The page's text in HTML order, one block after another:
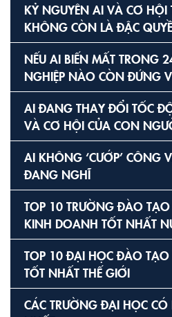
KỶ NGUYÊN AI VÀ CƠ HỘI
KHÔNG CÒN LÀ ĐẶC
NẾU AI BIẾN MẤT TRONG
NGHIỆP NÀO CÒN ĐỨNG
AI ĐANG THAY ĐỔI TỐC
VÀ CƠ HỘI CỦA CON
AI KHÔNG ‘CƯỚP’ CÔNG
ĐANG NGHĨ
TOP 10 TRƯỜNG ĐÀO
KINH DOANH TỐT NHẤT
TOP 10 ĐẠI HỌC ĐÀO
TỐT NHẤT THẾ GIỚI
CÁC TRƯỜNG ĐẠI HỌC